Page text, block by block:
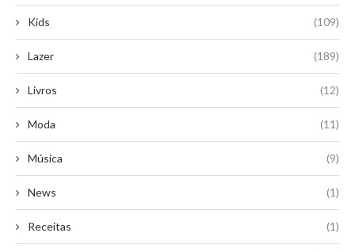
Kids (109)
Lazer (189)
Livros (12)
Moda (11)
Música (9)
News (1)
Receitas (1)